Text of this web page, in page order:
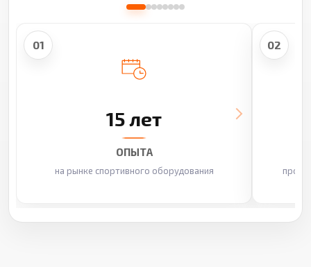
01
15 лет
ОПЫТА
на рынке спортивного оборудования
02